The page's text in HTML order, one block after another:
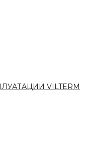
VILTERM